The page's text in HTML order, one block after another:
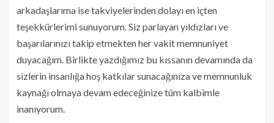
arkadaşlarıma ise takviyelerinden dolayı en içten
teşekkürlerimi sunuyorum. Siz parlayan yıldızları ve
başarılarınızı takip etmekten her vakit memnuniyet
duyacağım. Birlikte yazdığımız bu kıssanın devamında da
sizlerin insanlığa hoş katkılar sunacağınıza ve memnunluk
kaynağı olmaya devam edeceğinize tüm kalbimle
inanıyorum.